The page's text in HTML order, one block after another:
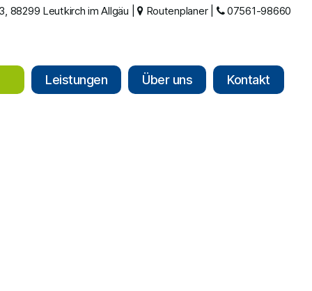
88299 Leutkirch im Allgäu | Routenplaner 07561-98660
Leistungen Über uns Kontakt